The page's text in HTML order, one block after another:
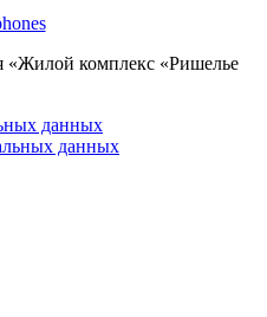
комплекс «Ришелье
данных
данных